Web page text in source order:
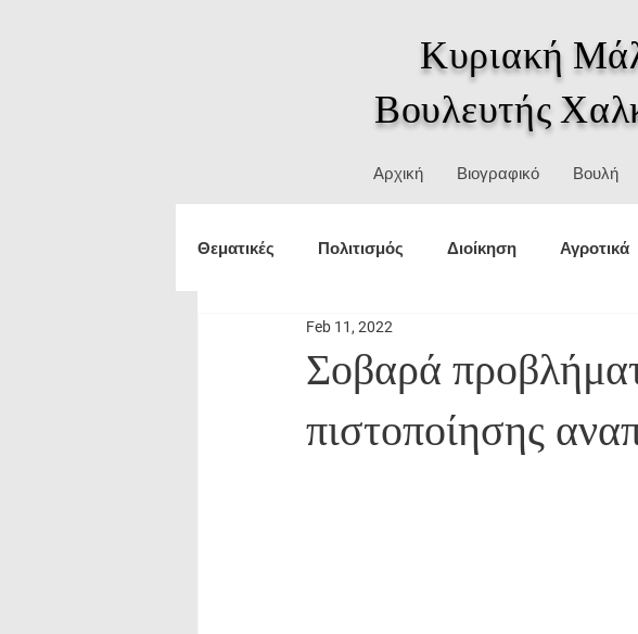
Κυριακή
Βουλευτής
Αρχική Βιογραφικό Βουλή
Θεματικές Πολιτισμός Διοίκηση Αγροτικά
Τουρισμός εξωτερικές υποθέσεις
Δικαιώματα ΥΜΑΘ Θεσμοί Ιστορία
Σοβαρά
πιστοποίησης
Feb 11, 2022